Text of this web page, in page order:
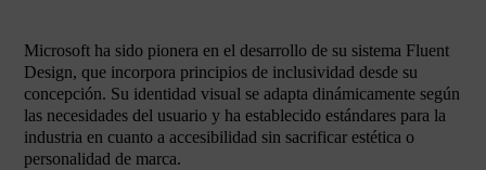
Microsoft ha sido pionera en el desarrollo de su sistema Fluent
Design, que incorpora principios de inclusividad desde su
concepción. Su identidad visual se adapta dinámicamente según
las necesidades del usuario y ha establecido estándares para la
industria en cuanto a accesibilidad sin sacrificar estética o
personalidad de marca.